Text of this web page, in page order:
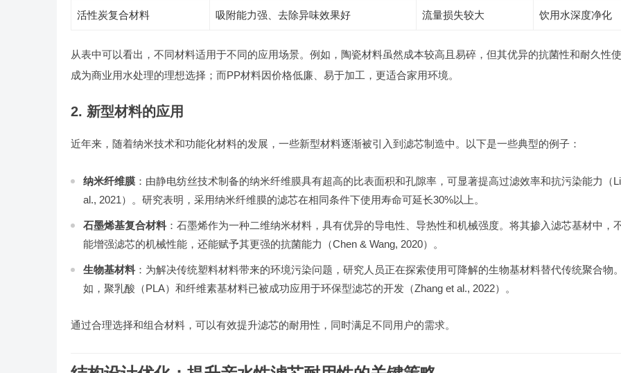
活性炭复合材料 吸附能力强、去除异味效果好 流量损失较大 饮用水深度净化
从表中可以看出，不同材料适用于不同的应用场景。例如，陶瓷材料虽然成本较高且易碎，但其优异的抗菌性和耐久性
成为商业用水处理的理想选择；而PP材料因价格低廉、易于加工，更适合家用环境。
2. 新型材料的应用
近年来，随着纳米技术和功能化材料的发展，一些新型材料逐渐被引入到滤芯制造中。以下是一些典型的例子：
纳米纤维膜 ：由静电纺丝技术制备的纳米纤维膜具有超高的比表面积和孔隙率，可显著提高过滤效率和抗污染能力（
al., 2021）。研究表明，采用纳米纤维膜的滤芯在相同条件下使用寿命可延长30%以上。
石墨烯基复合材料 ：石墨烯作为一种二维纳米材料，具有优异的导电性、导热性和机械强度。将其掺入滤芯基材中，
能增强滤芯的机械性能，还能赋予其更强的抗菌能力（Chen & Wang, 2020）。
生物基材料 ：为解决传统塑料材料带来的环境污染问题，研究人员正在探索使用可降解的生物基材料替代传统聚合物
如，聚乳酸（PLA）和纤维素基材料已被成功应用于环保型滤芯的开发（Zhang et al., 2022）。
通过合理选择和组合材料，可以有效提升滤芯的耐用性，同时满足不同用户的需求。